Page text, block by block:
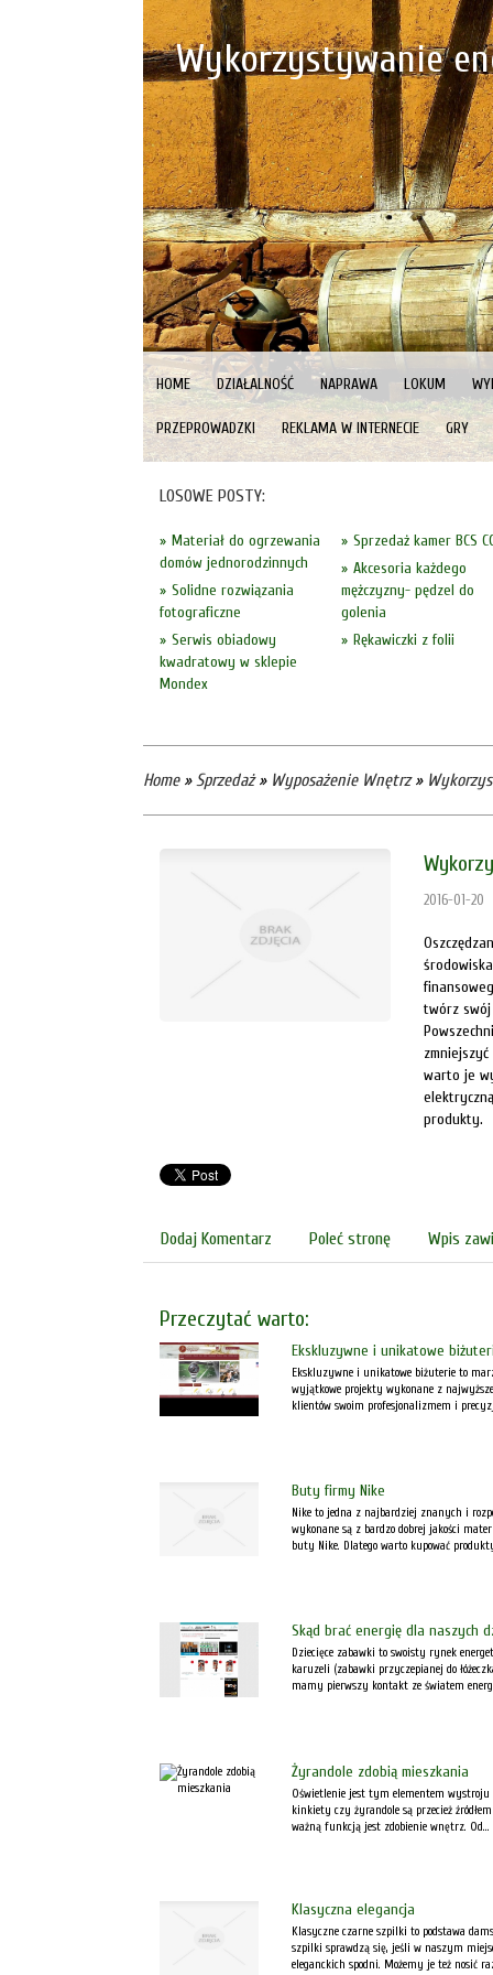
HOME DZIAŁALNOŚĆ NAPRAWA LOKUM
PRZEPROWADZKI REKLAMA W INTERNECIE GRY
Wykorzystywanie
LOSOWE POSTY:
Sprzedaż kamer BCS
Materiał do ogrzewania
domów jednorodzinnych
Akcesoria każdego
mężczyzny- pędzel do
golenia
Solidne rozwiązania
fotograficzne
Rękawiczki z folii
Serwis obiadowy
kwadratowy w sklepie
Mondex
Home» Sprzedaż» Wyposażenie Wnętrz»
2016-01-20
twórz swój
warto je
produkty.
Dodaj Komentarz Poleć stronę Wpis
Przeczytać warto:
Ekskluzywne i unikatowe
Ekskluzywne i unikatowe biżuterie to
wyjątkowe projekty wykonane z
klientów swoim profesjonalizmem i
Buty firmy Nike
Nike to jedna z najbardziej znanych i
wykonane są z bardzo dobrej jakości
buty Nike. Dlatego warto kupować
Skąd brać energię dla naszych
Dziecięce zabawki to swoisty rynek
karuzeli (zabawki przyczepianej do
mamy pierwszy kontakt ze światem
Żyrandole zdobią mieszkania
Oświetlenie jest tym elementem
kinkiety czy żyrandole są przecież
ważną funkcją jest zdobienie wnętrz. Od...
Klasyczna elegancja
Klasyczne czarne szpilki to podstawa
szpilki sprawdzą się, jeśli w naszym
eleganckich spodni. Możemy je też nosić